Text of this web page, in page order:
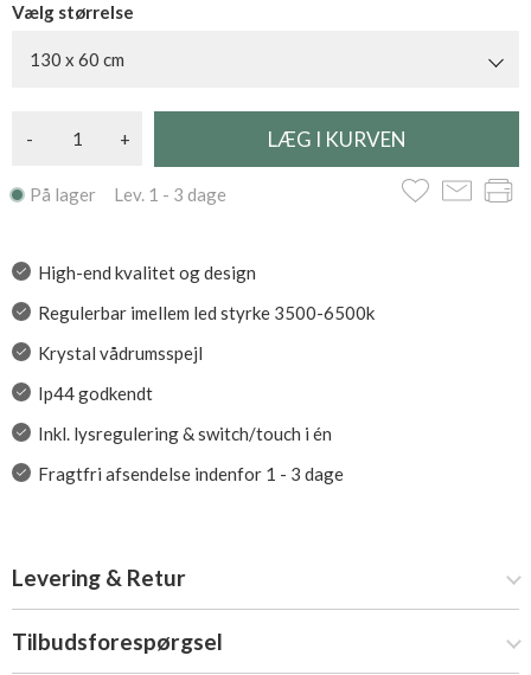
Kan monteres vandret eller lodret, touch/switch er monteret på
siden af spejlet, i nederste højre hjørne, såfremt spejlet monteres
i anden retning, vil touch/switch være placeret i bund eller top.
CE mærket og IP44 godkendt, tilsluttes direkte til 230V
Vælg størrelse
130 x 60 cm
- +
På lager Lev. 1 - 3 dage
High-end kvalitet og design
Regulerbar imellem led styrke 3500-6500k
Krystal vådrumsspejl
Ip44 godkendt
Inkl. lysregulering & switch/touch i én
Fragtfri afsendelse indenfor 1 - 3 dage
Levering & Retur
Tilbudsforespørgsel